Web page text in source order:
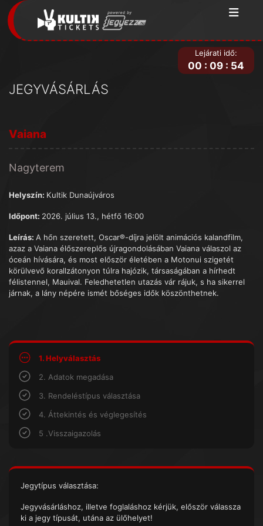
JEGYVÁSÁRLÁS
Lejárati idő:
00 : 09 : 54
Vaiana
Nagyterem
Helyszín: Kultik Dunaújváros
Időpont: 2026. július 13., hétfő 16:00
Leírás: A hőn szeretett, Oscar®-díjra jelölt animációs kalandfilm,
azaz a Vaiana élőszereplős újragondolásában Vaiana válaszol az
óceán hívására, és most először életében a Motonui szigetét
körülvevő korallzátonyon túlra hajózik, társaságában a hírhedt
félistennel, Mauival. Feledhetetlen utazás vár rájuk, s ha sikerrel
járnak, a lány népére ismét bőséges idők köszönthetnek.
1. Helyválasztás
2. Adatok megadása
3. Rendeléstípus választása
4. Áttekintés és véglegesítés
5 .Visszaigazolás
Jegytípus választása:
Jegyvásárláshoz, illetve foglaláshoz kérjük, először válassza
ki a jegy típusát, utána az ülőhelyet!